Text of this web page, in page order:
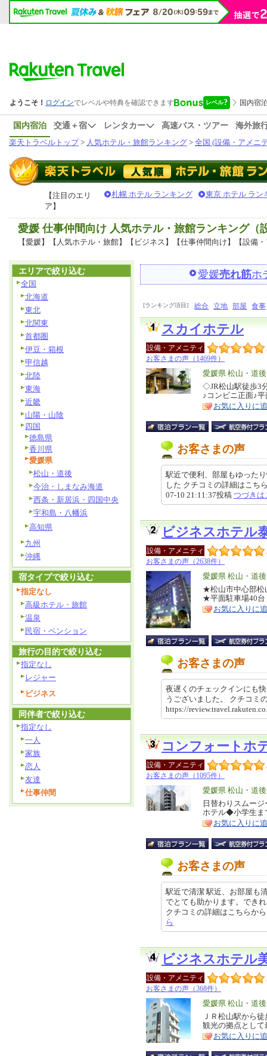
国内宿泊 交通＋宿 レンタカー 高速バス・ツアー
海外旅
楽天トラベルトップ> 人気ホテル・旅館ランキング > 全国 (設備・アメニ
【注目のエリ
ア】
札幌 ホテル ランキング 東京 ホテル ラン
愛媛 仕事仲間向け 人気ホテル・旅館ランキング（
【愛媛】【人気ホテル・旅館】【ビジネス】【仕事仲間向け】【設備
愛媛売れ筋ホ
[ランキング項目] 総合 立地 部屋 食事
スカイホテル
設備・アメニティ
お客さまの声（1469件）
エ
リ
ア
愛媛県 松山・道後
特
徴
◇JR松山駅徒歩3
♪コンビニ正面♪
お気に入りに
お客さまの声
駅近で便利、部屋もゆった
した クチコミの詳細はこ
07-10 21:11:37投稿 つづきは
ビジネスホテル
設備・アメニティ
お客さまの声（2638件）
エ
リ
ア
愛媛県 松山・道後
特
徴
★松山市中心部松
★平面駐車場40
お気に入りに
お客さまの声
夜遅くのチェックインにも
うございました。 クチコ
https://
コンフォートホ
設備・アメニティ
お客さまの声（1095件）
エ
リ
ア
愛媛県 松山・道後
特
徴
日替わりスムー
ホテル◆小学生ま
お気に入りに
お客さまの声
駅近で清潔 駅近、お部屋も
でとても助かります。でき
クチコミの詳細はこちら
ら
ビジネスホテル
設備・アメニティ
お客さまの声（368件）
エ
リ
ア
愛媛県 松山・道後
特
徴
ＪＲ松山駅から
観光の拠点として
お気に入りに
エリアで絞り込む
全国
北海道
東北
北関東
首都圏
伊豆・箱根
甲信越
北陸
東海
近畿
山陽・山陰
四国
徳島県
香川県
愛媛県
松山・道後
今治・しまなみ海道
西条・新居浜・四国中央
宇和島・八幡浜
高知県
九州
沖縄
宿タイプで絞り込む
指定なし
高級ホテル・旅館
温泉
民宿・ペンション
旅行の目的で絞り込む
指定なし
レジャー
ビジネス
同伴者で絞り込む
指定なし
一人
家族
恋人
友達
仕事仲間